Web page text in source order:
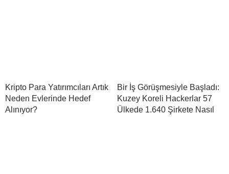
Kripto Para Yatırımcıları Artık
Neden Evlerinde Hedef
Alınıyor?
Bir İş Görüşmesiyle Başladı:
Kuzey Koreli Hackerlar 57
Ülkede 1.640 Şirkete Nasıl